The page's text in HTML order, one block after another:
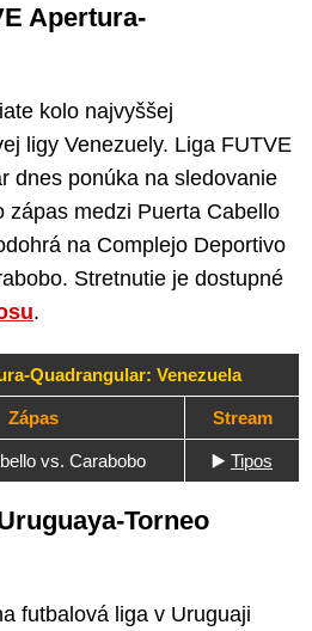
Apertura-
kolo najvyššej
ligy Venezuely. Liga FUTVE
dnes ponúka na sledovanie
zápas medzi Puerta Cabello
na Complejo Deportivo
Stretnutie je dostupné
.
Quadrangular: Venezuela
Zápas Stream
vs. Carabobo ▶️ Tipos
Torneo
futbalová liga v Uruguaji